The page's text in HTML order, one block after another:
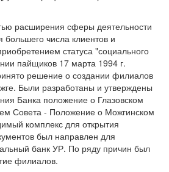
расширения сферы деятельности
числа клиентов и
статуса "социального
пайщиков 17 марта 1994 г.
решение о создании филиалов
Были разработаны и утверждены
Банка положение о Глазовском
Совета - Положение о Можгинском
комплекс для открытия
был направлен для
банк УР. По ряду причин был
филиалов.